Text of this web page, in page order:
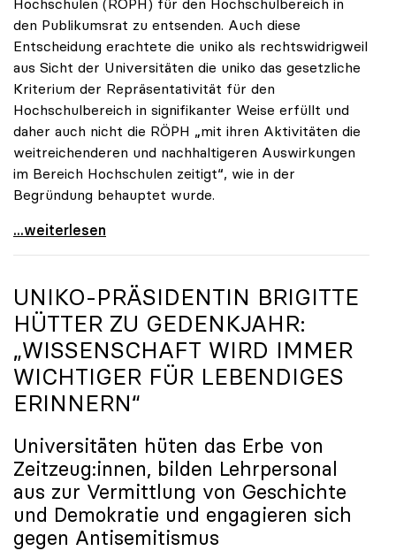
Hochschulen (RÖPH) für den Hochschulbereich in
den Publikumsrat zu entsenden. Auch diese
Entscheidung erachtete die uniko als rechtswidrigweil
aus Sicht der Universitäten die uniko das gesetzliche
Kriterium der Repräsentativität für den
Hochschulbereich in signifikanter Weise erfüllt und
daher auch nicht die RÖPH „mit ihren Aktivitäten die
weitreichenderen und nachhaltigeren Auswirkungen
im Bereich Hochschulen zeitigt“, wie in der
Begründung behauptet wurde.
ORF-Publikumsrat: Regierung entsendet nun doch
...weiterlesen
UNIKO-PRÄSIDENTIN BRIGITTE
HÜTTER ZU GEDENKJAHR:
„WISSENSCHAFT WIRD IMMER
WICHTIGER FÜR LEBENDIGES
ERINNERN“
Universitäten hüten das Erbe von
Zeitzeug:innen, bilden Lehrpersonal
aus zur Vermittlung von Geschichte
und Demokratie und engagieren sich
gegen Antisemitismus